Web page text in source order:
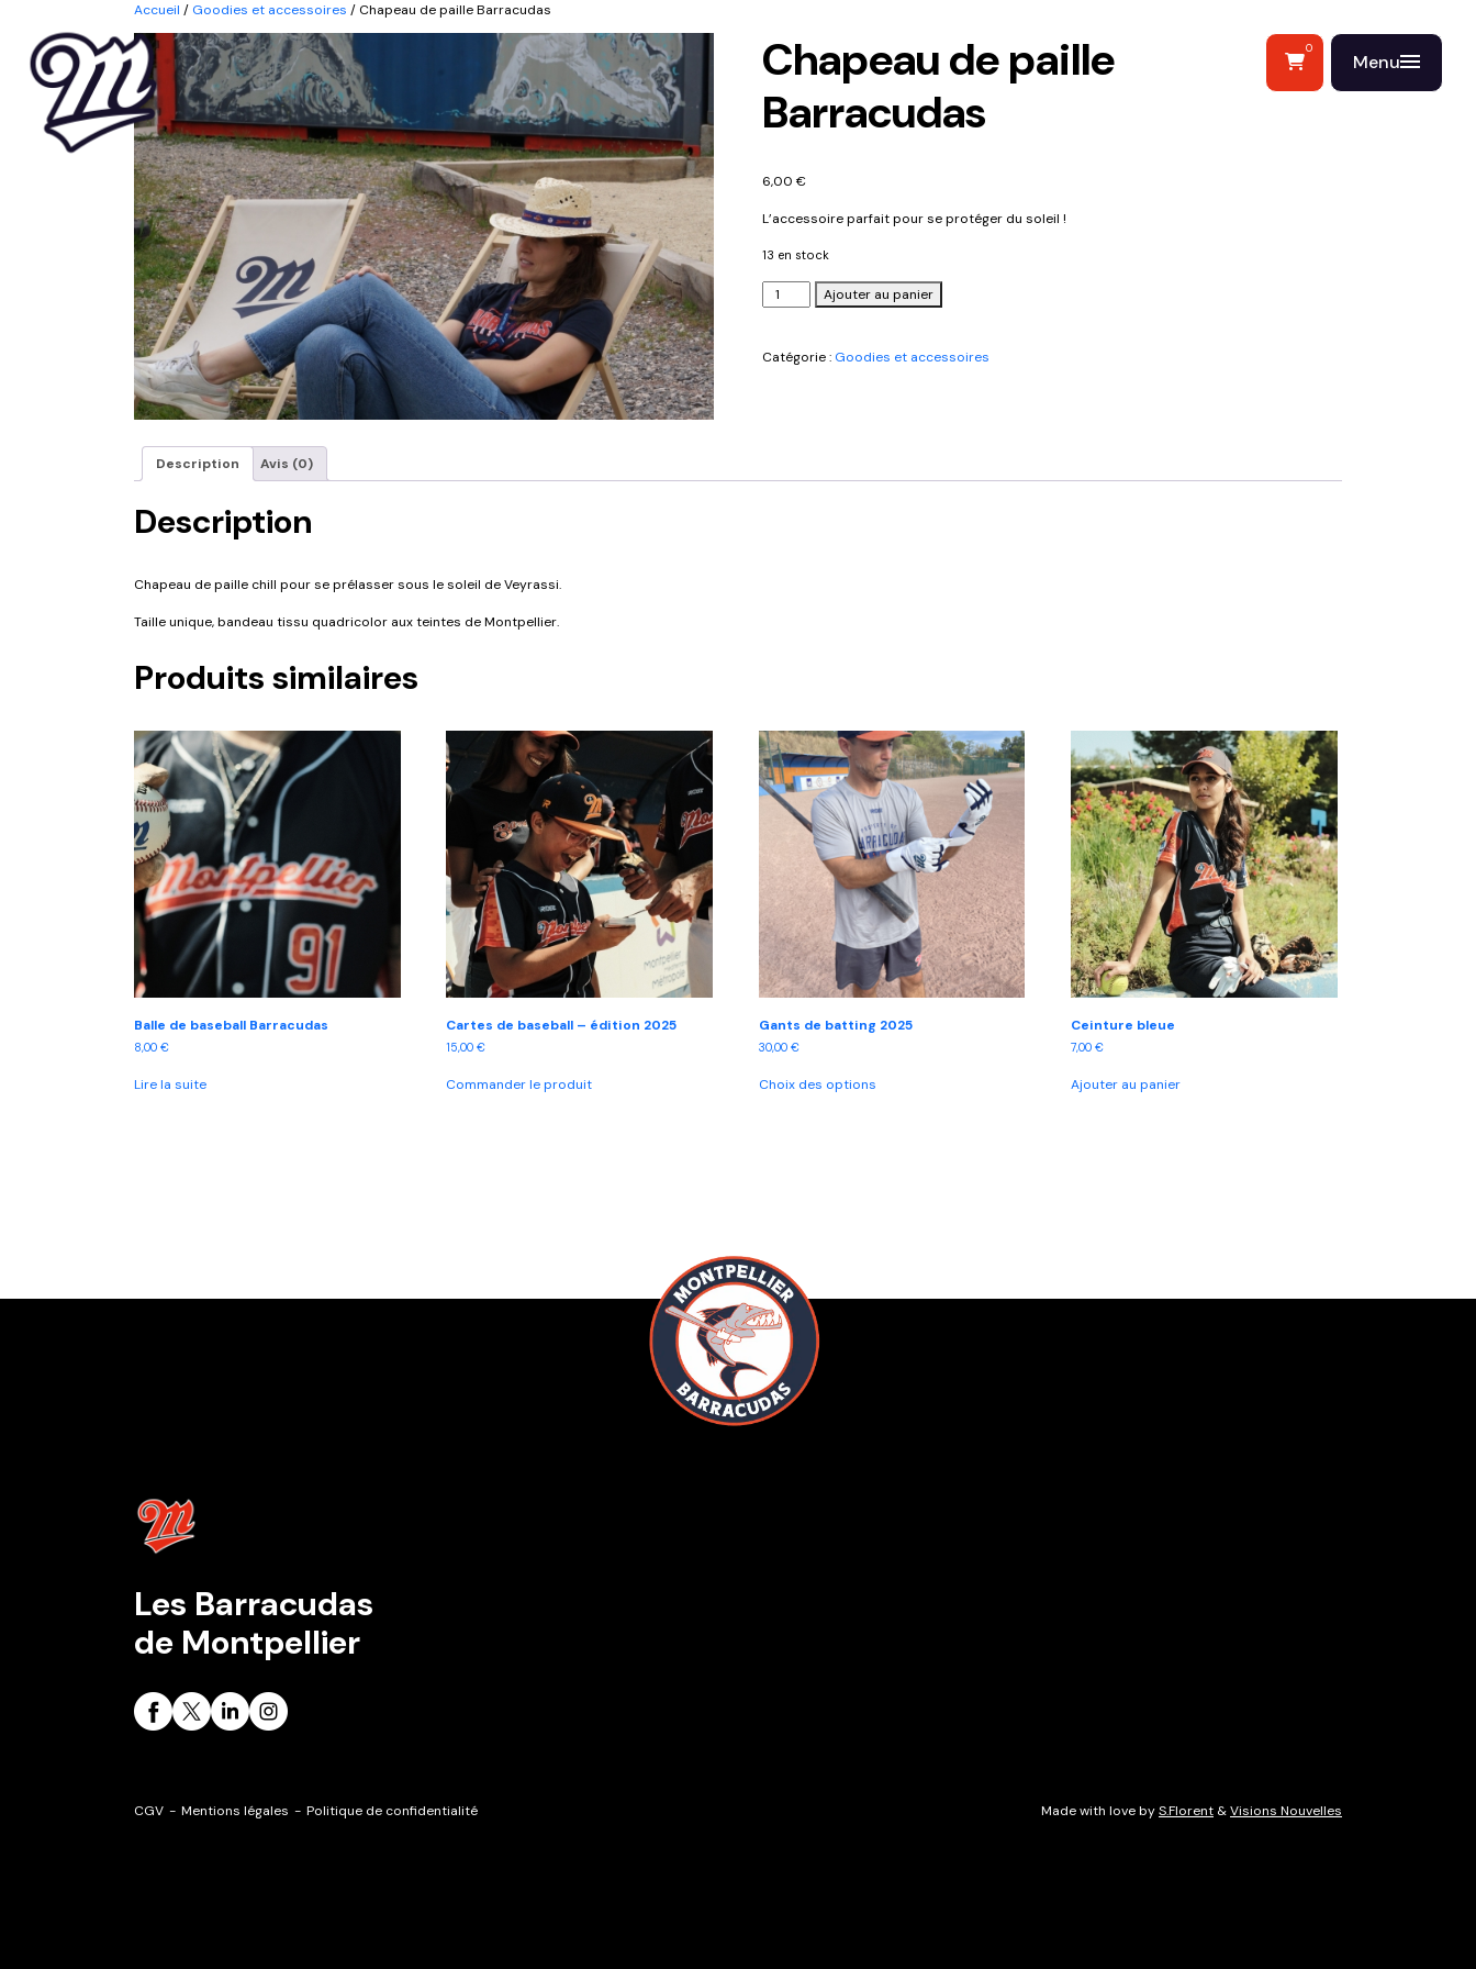
0
Menu
Accueil / Goodies et accessoires / Chapeau de paille Barracudas
Chapeau de paille
Barracudas
6,00 €
L’accessoire parfait pour se protéger du soleil !
13 en stock
quantité
de
de
paille
Ajouter au panier
Catégorie : Goodies et accessoires
Description Avis (0)
Description
Chapeau de paille chill pour se prélasser sous le soleil de Veyrassi.
Taille unique, bandeau tissu quadricolor aux teintes de Montpellier.
Produits similaires
Balle de baseball Barracudas
8,00 €
Lire la suite
Cartes de baseball – édition 2025
15,00€
Commander le produit
Gants de batting 2025
30,00 €
Choix des optionsproduit
Ceinture bleue
7,00€
Ajouter au panier
Les Barracudas
de Montpellier
CGV Mentions légales Politique de confidentialité Made with love byS.Florent &Visions Nouvelles